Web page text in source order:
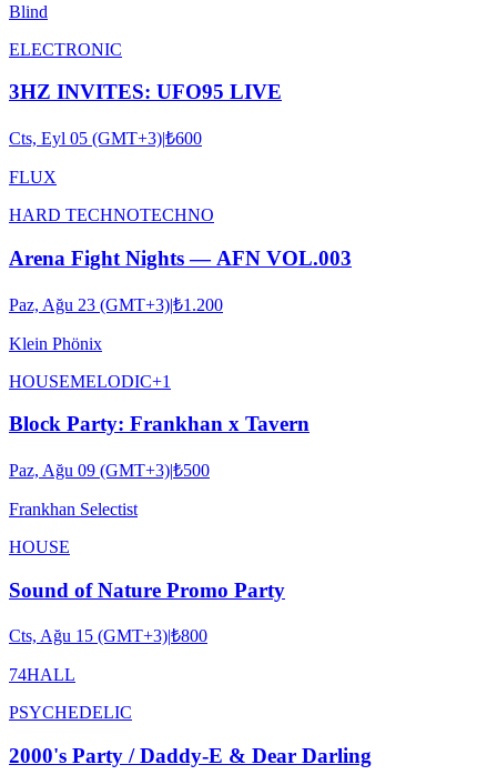
Blind
ELECTRONIC
3HZ INVITES: UFO95 LIVE
Cts, Eyl 05 (GMT+3)|₺600
FLUX
HARD TECHNOTECHNO
Arena Fight Nights — AFN VOL.003
Paz, Ağu 23 (GMT+3)|₺1.200
Klein Phönix
HOUSEMELODIC+1
Block Party: Frankhan x Tavern
Paz, Ağu 09 (GMT+3)|₺500
Frankhan Selectist
HOUSE
Sound of Nature Promo Party
Cts, Ağu 15 (GMT+3)|₺800
74HALL
PSYCHEDELIC
2000's Party / Daddy-E & Dear Darling